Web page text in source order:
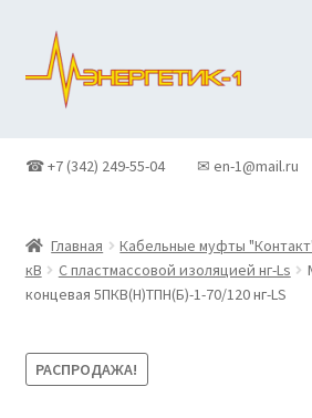
Перейти
навигации
Перейти
содержимому
Контакты
Новости
☎ +7 (342) 249-55-04 ✉ en-1@mail.ru
Главная Кабельные муфты
кВ
С пластмассовой изоляцией нг-Ls
концевая 5ПКВ(Н)ТПН(Б)-1-70/120 нг-LS
РАСПРОДАЖА!